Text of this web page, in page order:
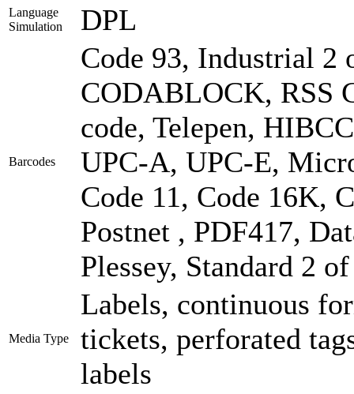
Language
Simulation
DPL
Barcodes
Code 93, Industrial 2
CODABLOCK, RSS
code, Telepen,
UPC-A, UPC-E,
Code 11, Code 16K,
Postnet , PDF417,
Plessey, Standard 2
Media Type
Labels, continuous
tickets, perforated
labels